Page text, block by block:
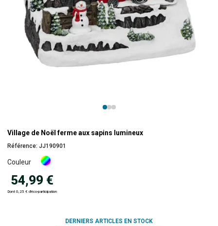
Village de Noël ferme aux sapins lumineux
Référence: JJ190901
Couleur
Multicolore
54,99 €
Dont 0,25 € d'éco-participation
DERNIERS ARTICLES EN STOCK